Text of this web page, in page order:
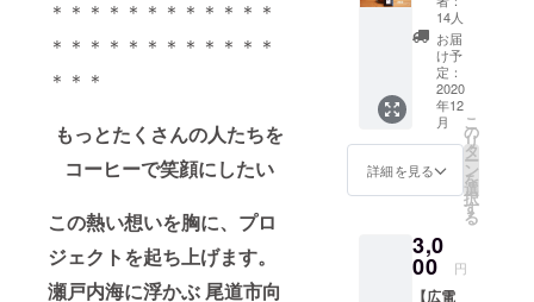
＊＊＊＊＊＊＊＊＊＊＊＊
＊＊＊＊＊＊＊＊＊＊＊＊
＊＊＊
もっとたくさんの人たちを
コーヒーで笑顔にしたい
この熱い想いを胸に、プロ
ジェクトを起ち上げます。
瀬戸内海に浮かぶ 尾道市向
なり、5年間
勤めた会社
を退社して
事業を始め
る決意をす
る。
全くの未経
で、コネク
ションも一
とした
プレゼ
ントの
包装袋
として
などな
ど、
シーン
でご利
しいで
す。 ※
ご支援
ります
が、楽
しみに
お待ち
くださ
いま
せ。 ※
完成図
はイ
干デザ
インが
変更と
ん。
ス
100g×2
種】 ●
リター
ン品 ①
コー
ヒー豆
（粉）
100g×2
種類 オ
プショ
挽き方
をご選
択くだ
14人
お届
け予
定：
2020
年12
月
詳細を見る
こ
の
リ
タ
ー
ン
を
選
択
す
る
3,0
00 円
【広電